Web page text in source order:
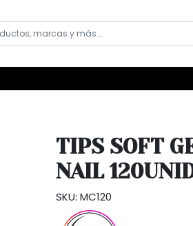
TIPS SOFT
NAIL
SKU: MC120